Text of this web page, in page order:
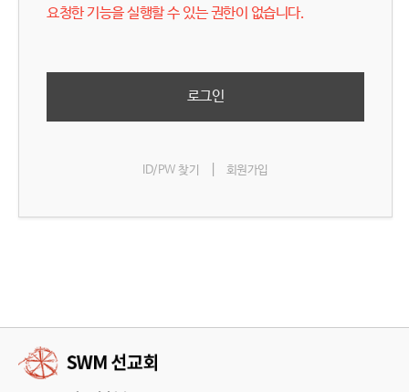
요청한 기능을 실행할 수 있는 권한이 없습니다.
로그인
ID/PW 찾기 회원가입